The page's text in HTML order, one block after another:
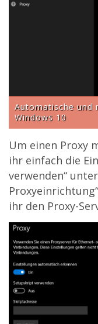
Automatische und
Windows 10
Um einen Proxy
ihr einfach die
verwenden“
ihr den Proxy-